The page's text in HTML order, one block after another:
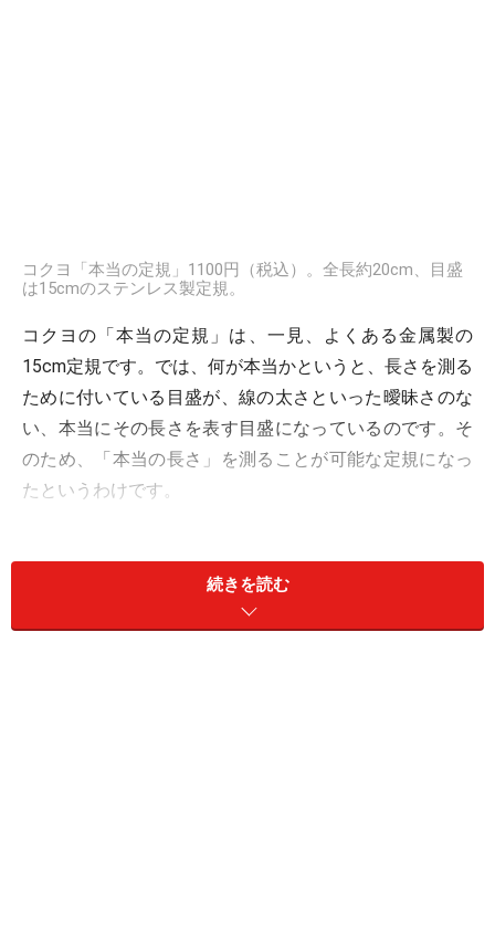
コクヨ「本当の定規」1100円（税込）。全長約20cm、目盛
は15cmのステンレス製定規。
コクヨの「本当の定規」は、一見、よくある金属製の
15cm定規です。では、何が本当かというと、長さを測る
ために付いている目盛が、線の太さといった曖昧さのな
い、本当にその長さを表す目盛になっているのです。そ
のため、「本当の長さ」を測ることが可能な定規になっ
たというわけです。
などを切ったりする時にあてて、ガイドにするための道
具のことを指します。長さを測る道具は「ものさし」な
続きを読む